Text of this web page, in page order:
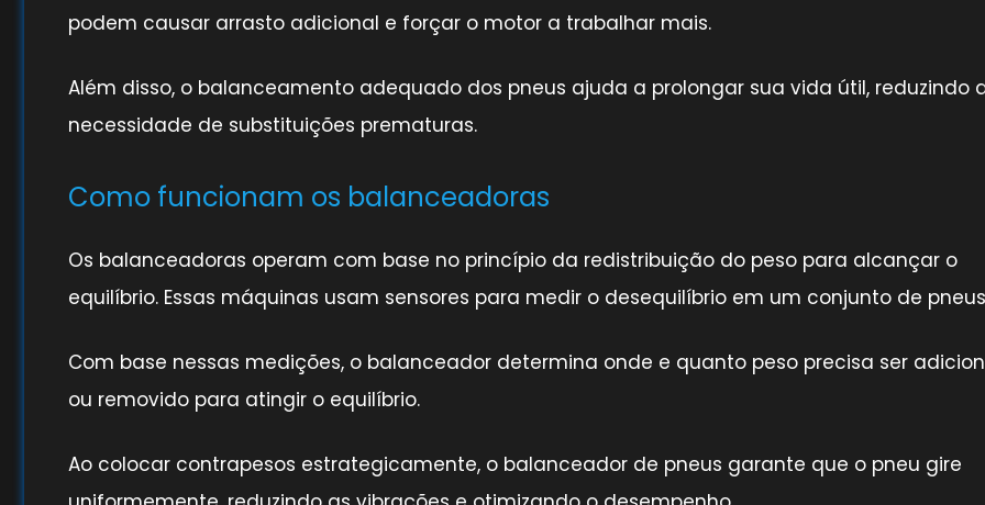
podem causar arrasto adicional e forçar o motor a trabalhar mais.
Além disso, o balanceamento adequado dos pneus ajuda a prolongar sua vida útil, reduzindo
necessidade de substituições prematuras.
Como funcionam os balanceadoras
Os balanceadoras operam com base no princípio da redistribuição do peso para alcançar o
equilíbrio. Essas máquinas usam sensores para medir o desequilíbrio em um conjunto de
Com base nessas medições, o balanceador determina onde e quanto peso precisa ser
ou removido para atingir o equilíbrio.
Ao colocar contrapesos estrategicamente, o balanceador de pneus garante que o pneu gire